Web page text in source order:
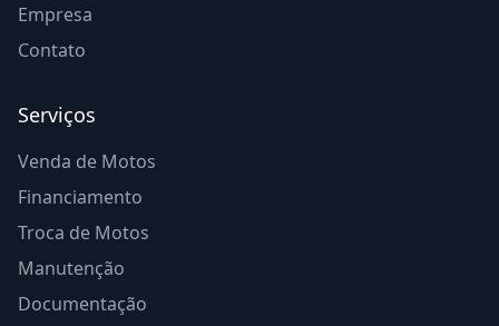
Empresa
Contato
Serviços
Venda de Motos
Financiamento
Troca de Motos
Manutenção
Documentação